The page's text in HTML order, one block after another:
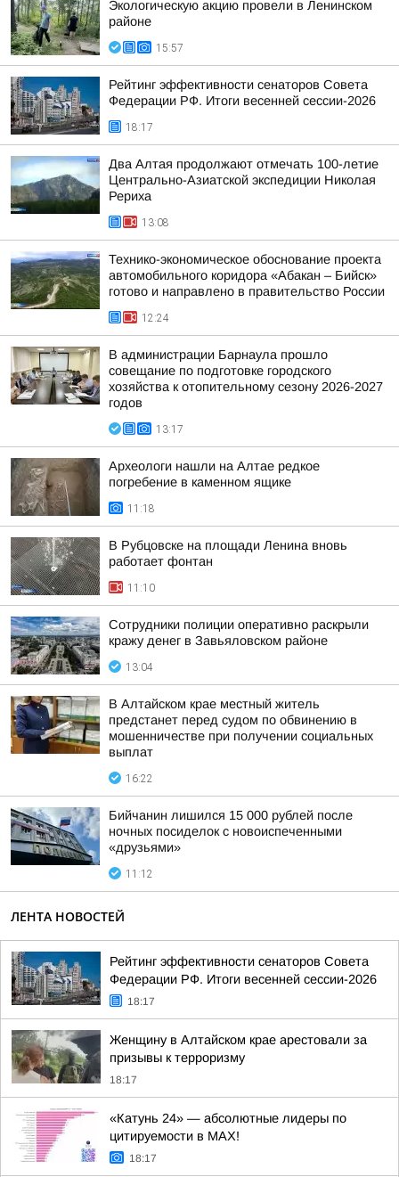
Экологическую акцию провели в Ленинском
районе
15:57
Рейтинг эффективности сенаторов Совета
Федерации РФ. Итоги весенней сессии-2026
18:17
Два Алтая продолжают отмечать 100-летие
Центрально-Азиатской экспедиции Николая
Рериха
13:08
Технико-экономическое обоснование проекта
автомобильного коридора «Абакан – Бийск»
готово и направлено в правительство России
12:24
В администрации Барнаула прошло
совещание по подготовке городского
хозяйства к отопительному сезону 2026-2027
годов
13:17
Археологи нашли на Алтае редкое
погребение в каменном ящике
11:18
В Рубцовске на площади Ленина вновь
работает фонтан
11:10
Сотрудники полиции оперативно раскрыли
кражу денег в Завьяловском районе
13:04
В Алтайском крае местный житель
предстанет перед судом по обвинению в
мошенничестве при получении социальных
выплат
16:22
Бийчанин лишился 15 000 рублей после
ночных посиделок с новоиспеченными
«друзьями»
11:12
ЛЕНТА НОВОСТЕЙ
Рейтинг эффективности сенаторов Совета
Федерации РФ. Итоги весенней сессии-2026
18:17
Женщину в Алтайском крае арестовали за
призывы к терроризму
18:17
«Катунь 24» — абсолютные лидеры по
цитируемости в MAX!
18:17